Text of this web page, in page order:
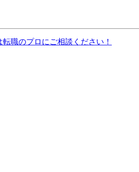
職のプロにご相談ください！